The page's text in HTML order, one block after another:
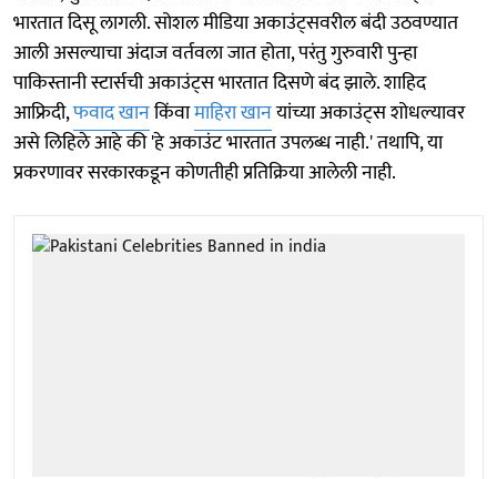
भारतात दिसू लागली. सोशल मीडिया अकाउंट्सवरील बंदी उठवण्यात
आली असल्याचा अंदाज वर्तवला जात होता, परंतु गुरुवारी पुन्हा
पाकिस्तानी स्टार्सची अकाउंट्स भारतात दिसणे बंद झाले. शाहिद
आफ्रिदी,फवाद खानकिंवामाहिरा खानयांच्या अकाउंट्स शोधल्यावर
असे लिहिले आहे की 'हे अकाउंट भारतात उपलब्ध नाही.' तथापि, या
प्रकरणावर सरकारकडून कोणतीही प्रतिक्रिया आलेली नाही.